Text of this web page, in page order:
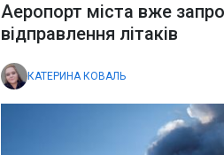
Аеропорт міста вже
відправлення літаків
КАТЕРИНА КОВАЛЬ